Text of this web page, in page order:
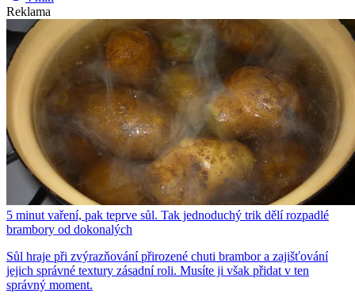
Reklama
5 minut vaření, pak teprve sůl. Tak jednoduchý trik dělí rozpadlé
brambory od dokonalých
Sůl hraje při zvýrazňování přirozené chuti brambor a zajišťování
jejich správné textury zásadní roli. Musíte ji však přidat v ten
správný moment.